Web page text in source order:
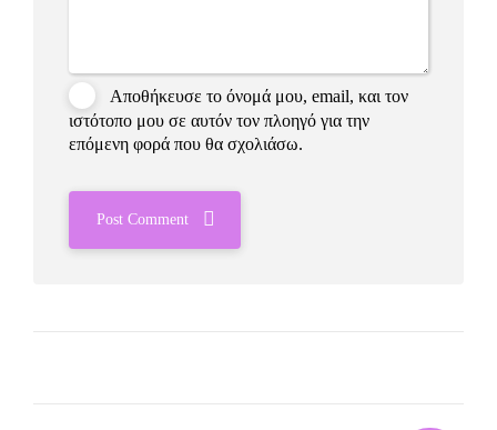
Αποθήκευσε το όνομά μου, email, και τον
ιστότοπο μου σε αυτόν τον πλοηγό για την
επόμενη φορά που θα σχολιάσω.
Post Comment